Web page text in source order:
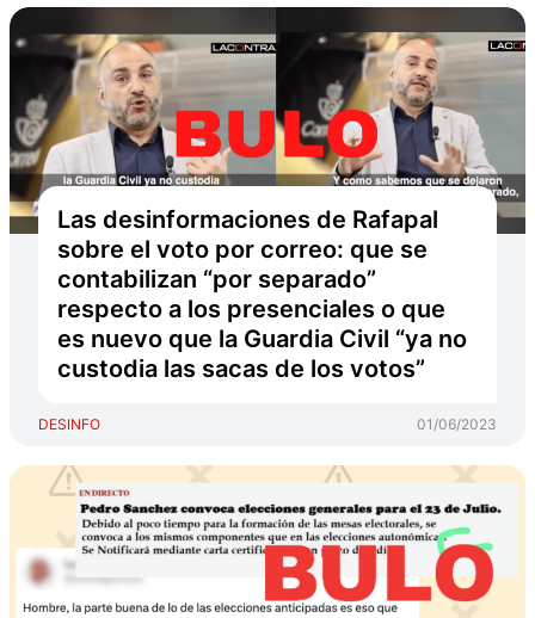
Las desinformaciones de Rafapal
sobre el voto por correo: que se
contabilizan “por separado”
respecto a los presenciales o que
es nuevo que la Guardia Civil “ya no
custodia las sacas de los votos”
DESINFO 01/06/2023